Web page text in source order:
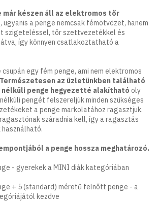
n
y
í
t
e
l
e
m
e
i
már készen áll az elektromos tőr
, ugyanis a penge nemcsak fémötvözet, hanem
szigeteléssel, tőr szettvezetékkel és
így könnyen csatlakoztatható a
egy fém penge, ami nem elektromos
Természetesen az üzletünkben található
nélküli penge hegyezetté alakítható oly
pengét felszereljük minden szükséges
a penge markolatához ragasztjuk.
száradnia kell, így a ragasztás
használható.
a penge hossza meghatározó.
- gyerekek a MINI diák kategóriában
+ 5 (standard) méretű felnőtt penge - a
kezdve